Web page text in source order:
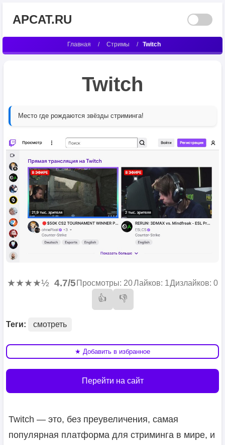
APCAT.RU
Главная / Стримы / Twitch
Twitch
Место где рождаются звёзды стриминга!
★★★★½ 4.7/5 Просмотры: 20Лайков: 1Дизлайков: 0
👍 👎
Теги: смотреть
★ Добавить в избранное
Перейти на сайт
Twitch — это, без преувеличения, самая
популярная платформа для стриминга в мире, и